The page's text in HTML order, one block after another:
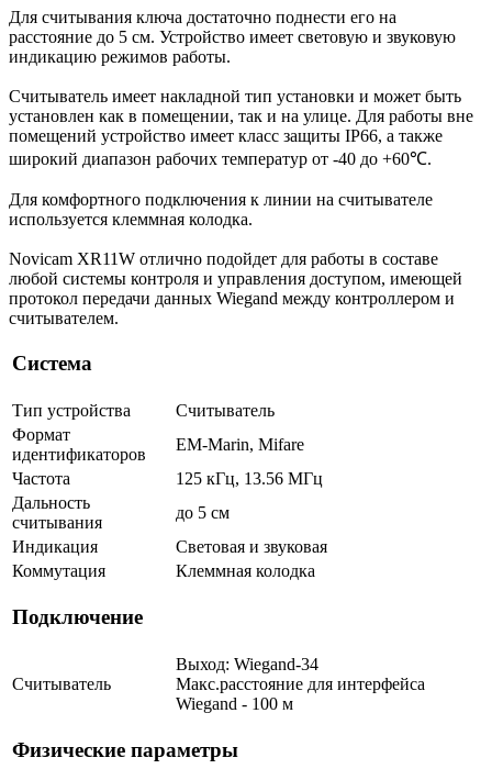
Для считывания ключа достаточно поднести его на
расстояние до 5 см. Устройство имеет световую и звуковую
индикацию режимов работы.
Считыватель имеет накладной тип установки и может быть
установлен как в помещении, так и на улице. Для работы вне
помещений устройство имеет класс защиты IP66, а также
широкий диапазон рабочих температур от -40 до +60℃.
Для комфортного подключения к линии на считывателе
используется клеммная колодка.
Novicam XR11W отлично подойдет для работы в составе
любой системы контроля и управления доступом, имеющей
протокол передачи данных Wiegand между контроллером и
считывателем.
Система
Тип устройства
Считыватель
Формат
идентификаторов
EM-Marin, Mifare
Частота
125 кГц, 13.56 МГц
Дальность
считывания
до 5 см
Индикация
Световая и звуковая
Коммутация
Клеммная колодка
Подключение
Считыватель
Выход: Wiegand-34
Макс.расстояние для интерфейса
Wiegand - 100 м
Физические параметры